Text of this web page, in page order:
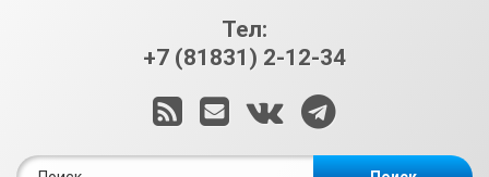
Тел:
+7 (81831) 2-12-34
RSSE-mailВКонтакте
Telegram